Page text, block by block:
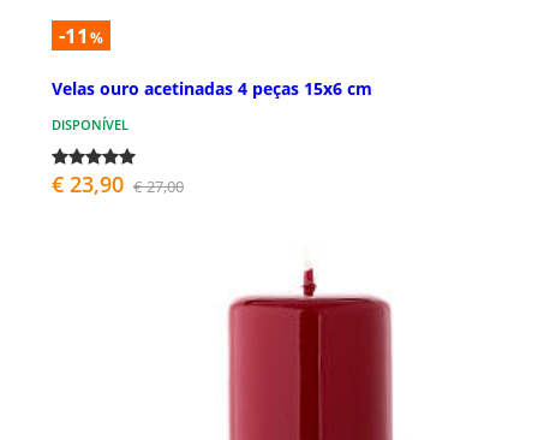
-11 %
Velas ouro acetinadas 4 peças 15x6 cm
DISPONÍVEL
€ 23,90 € 27,00